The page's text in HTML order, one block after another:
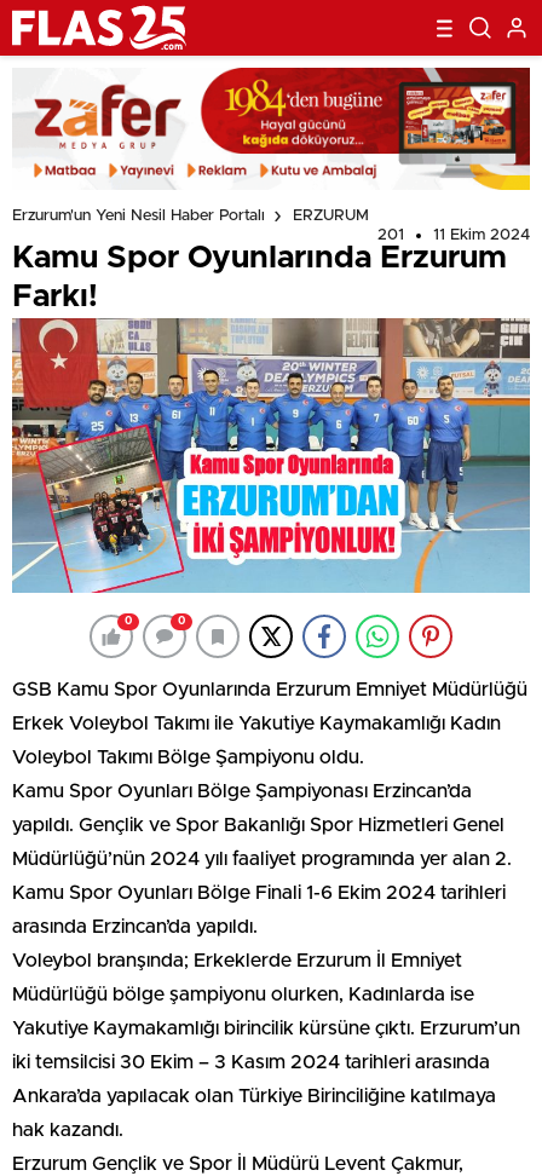
Erzurum'un Yeni Nesil Haber Portalı
ERZURUM
201
11 Ekim 2024
Kamu Spor Oyunlarında Erzurum
Farkı!
0 0
GSB Kamu Spor Oyunlarında Erzurum Emniyet Müdürlüğü
Erkek Voleybol Takımı ile Yakutiye Kaymakamlığı Kadın
Voleybol Takımı Bölge Şampiyonu oldu.
Kamu Spor Oyunları Bölge Şampiyonası Erzincan’da
yapıldı. Gençlik ve Spor Bakanlığı Spor Hizmetleri Genel
Müdürlüğü’nün 2024 yılı faaliyet programında yer alan 2.
Kamu Spor Oyunları Bölge Finali 1-6 Ekim 2024 tarihleri
arasında Erzincan’da yapıldı.
Voleybol branşında; Erkeklerde Erzurum İl Emniyet
Müdürlüğü bölge şampiyonu olurken, Kadınlarda ise
Yakutiye Kaymakamlığı birincilik kürsüne çıktı. Erzurum’un
iki temsilcisi 30 Ekim – 3 Kasım 2024 tarihleri arasında
Ankara’da yapılacak olan Türkiye Birinciliğine katılmaya
hak kazandı.
Erzurum Gençlik ve Spor İl Müdürü Levent Çakmur,